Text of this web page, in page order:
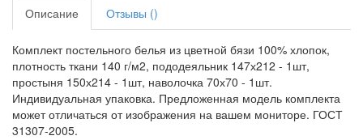
Описание Отзывы ()
Комплект постельного белья из цветной бязи 100% хлопок,
плотность ткани 140 г/м2, пододеяльник 147х212 - 1шт,
простыня 150х214 - 1шт, наволочка 70х70 - 1шт.
Индивидуальная упаковка. Предложенная модель комплекта
может отличаться от изображения на вашем мониторе. ГОСТ
31307-2005.